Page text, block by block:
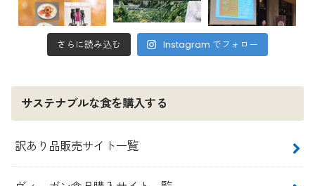
さらに読み込む Instagram でフォロー
サステナブルな食を購入する
訳あり品販売サイト一覧